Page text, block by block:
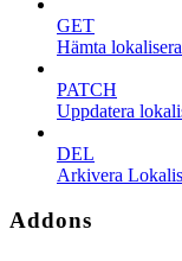
GET
Hämta
PATCH
Uppdatera
DEL
Arkivera
Addons